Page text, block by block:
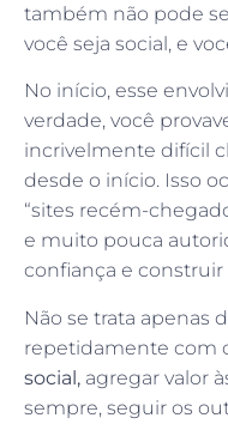
também não pode
você seja social, e
No início, esse
verdade, você
incrivelmente difícil
desde o início. Isso
“sites recém-
e muito pouca
confiança e construir
Não se trata apenas
repetidamente com
social, agregar valor
sempre, seguir os